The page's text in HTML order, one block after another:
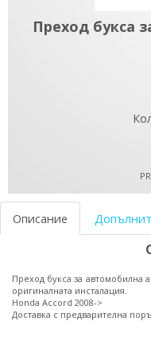
Преход букса
Описание
Преход букса за автомобилна
оригиналната инсталация.
Honda Accord 2008->
Доставка с предварителна